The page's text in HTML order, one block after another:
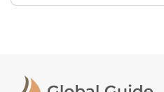
путешественники не заняли
организатору напрямую не
При отмене за 48 часов или